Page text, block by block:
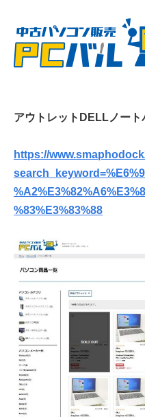
アウトレットDELLノー
https://
%83%E3%83%88